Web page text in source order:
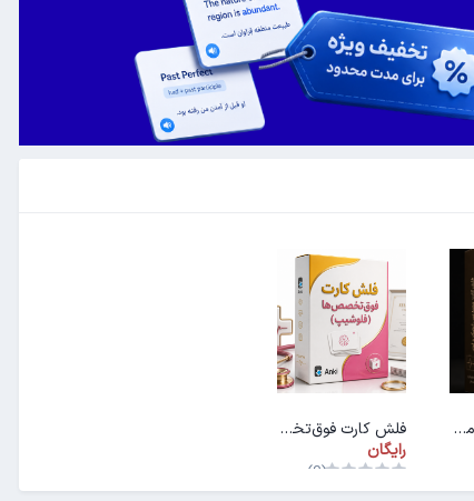
فلش کارت رشته مهندسی اپتیک و لیزر
فلش کارت فوق‌تخصص‌ها (فلوشیپ)
رایگان
(0)